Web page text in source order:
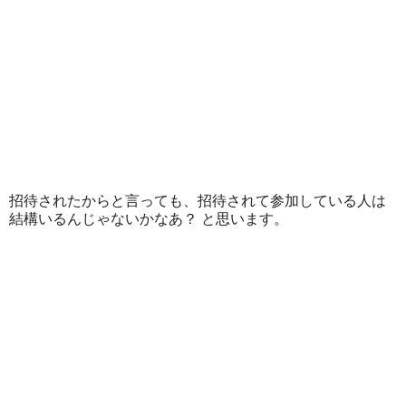
招待されたからと言っても、招待されて参加している人は
結構いるんじゃないかなあ？ と思います。